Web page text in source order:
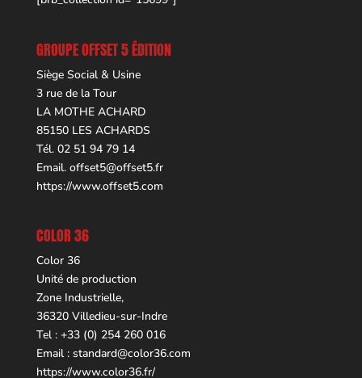
GROUPE OFFSET 5 ÉDITION
Siège Social & Usine
3 rue de la Tour
LA MOTHE ACHARD
85150 LES ACHARDS
Tél. 02 51 94 79 14
Email. offset5@offset5.fr
https://www.offset5.com
COLOR 36
Color 36
Unité de production
Zone Industrielle,
36320 Villedieu-sur-Indre
Tel : +33 (0) 254 260 016
Email : standard@color36.com
https://www.color36.fr/